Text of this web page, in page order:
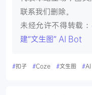
联系我们删除。
未经允许不得转载：
建“文生图” AI Bot
#扣子 #Coze #文生图 #